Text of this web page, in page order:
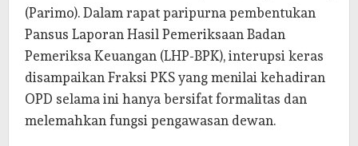
(Parimo). Dalam rapat paripurna pembentukan
Pansus Laporan Hasil Pemeriksaan Badan
Pemeriksa Keuangan (LHP-BPK), interupsi keras
disampaikan Fraksi PKS yang menilai kehadiran
OPD selama ini hanya bersifat formalitas dan
melemahkan fungsi pengawasan dewan.